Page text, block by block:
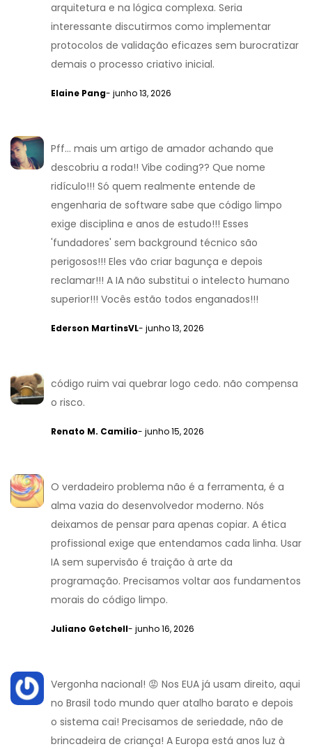
arquitetura e na lógica complexa. Seria
interessante discutirmos como implementar
protocolos de validação eficazes sem burocratizar
demais o processo criativo inicial.
Elaine Pang- junho 13, 2026
Pff... mais um artigo de amador achando que
descobriu a roda!! Vibe coding?? Que nome
ridículo!!! Só quem realmente entende de
engenharia de software sabe que código limpo
exige disciplina e anos de estudo!!! Esses
'fundadores' sem background técnico são
perigosos!!! Eles vão criar bagunça e depois
reclamar!!! A IA não substitui o intelecto humano
superior!!! Vocês estão todos enganados!!!
Ederson MartinsVL- junho 13, 2026
código ruim vai quebrar logo cedo. não compensa
o risco.
Renato M. Camilio- junho 15, 2026
O verdadeiro problema não é a ferramenta, é a
alma vazia do desenvolvedor moderno. Nós
deixamos de pensar para apenas copiar. A ética
profissional exige que entendamos cada linha. Usar
IA sem supervisão é traição à arte da
programação. Precisamos voltar aos fundamentos
morais do código limpo.
Juliano Getchell- junho 16, 2026
Vergonha nacional! 😡 Nos EUA já usam direito, aqui
no Brasil todo mundo quer atalho barato e depois
o sistema cai! Precisamos de seriedade, não de
brincadeira de criança! A Europa está anos luz à